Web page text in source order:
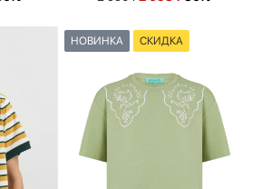
НОВИНКА СКИДКА